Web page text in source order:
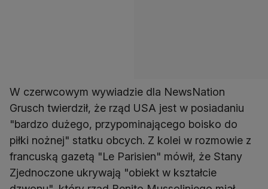
W czerwcowym wywiadzie dla NewsNation
Grusch twierdził, że rząd USA jest w posiadaniu
"bardzo dużego, przypominającego boisko do
piłki nożnej" statku obcych. Z kolei w rozmowie z
francuską gazetą "Le Parisien" mówił, że Stany
Zjednoczone ukrywają "obiekt w kształcie